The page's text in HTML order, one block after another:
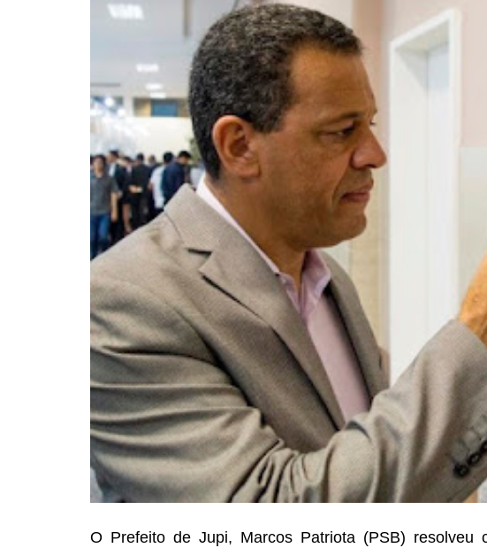
O Prefeito de Jupi, Marcos Patriota (PSB) resolveu